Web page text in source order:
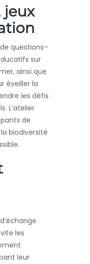
jeux
questions–
sur
ainsi que
éveiller la
les défis
L’atelier
de
biodiversité
les
leur